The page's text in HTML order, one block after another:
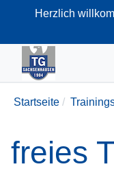
Herzlich
Startseite
freies